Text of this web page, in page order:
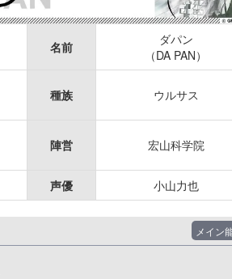
名前
ダパン
（DA PAN）
種族 ウルサス
陣営 宏山科学院
声優 小山力也
メイン